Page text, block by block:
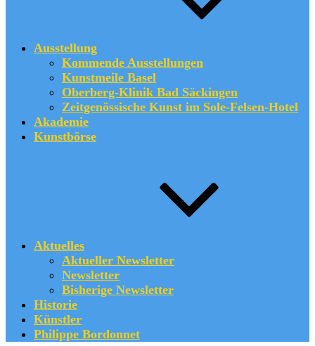
Ausstellung
Kommende Ausstellungen
Kunstmeile Basel
Oberberg-Klinik Bad Säckingen
Zeitgenössische Kunst im Sole-Felsen-Hotel
Akademie
Kunstbörse
Aktuelles
Aktueller Newsletter
Newsletter
Bisherige Newsletter
Historie
Künstler
Philippe Bordonnet